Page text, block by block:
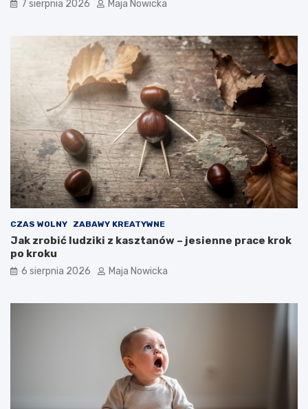
7 sierpnia 2026 Maja Nowicka
CZAS WOLNY ZABAWY KREATYWNE
Jak zrobić ludziki z kasztanów – jesienne prace krok
po kroku
6 sierpnia 2026 Maja Nowicka